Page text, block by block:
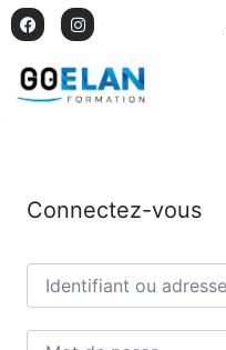
Connectez-vous